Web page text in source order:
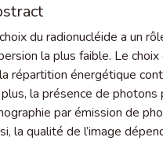
du radionucléide a un
la plus faible. Le choix
répartition énergétique
la présence de
par émission de
la qualité de l’image